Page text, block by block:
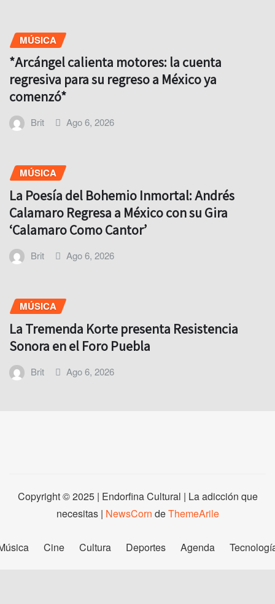
MÚSICA
*Arcángel calienta motores: la cuenta
regresiva para su regreso a México ya
comenzó*
Brit Ago 6, 2026
MÚSICA
La Poesía del Bohemio Inmortal: Andrés
Calamaro Regresa a México con su Gira
‘Calamaro Como Cantor’
Brit Ago 6, 2026
MÚSICA
La Tremenda Korte presenta Resistencia
Sonora en el Foro Puebla
Brit Ago 6, 2026
Copyright © 2025 | Endorfina Cultural | La adicción que
necesitas | NewsCorn deThemeArile
Cine Cultura Deportes Agenda